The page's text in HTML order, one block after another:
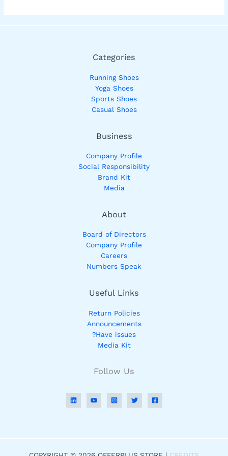
Categories
Running Shoes
Yoga Shoes
Sports Shoes
Casual Shoes
Business
Company Profile
Social Responsibility
Brand Kit
Media
About
Board of Directors
Company Profile
Careers
Numbers Speak
Useful Links
Return Policies
Announcements
Have issues?
Media Kit
Follow Us